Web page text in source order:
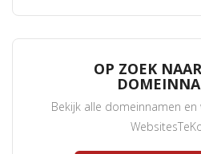
OP ZOEK
Bekijk alle domeinnamen